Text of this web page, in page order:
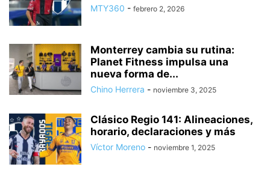
MTY360 - febrero 2, 2026
Monterrey cambia su rutina:
Planet Fitness impulsa una
nueva forma de...
Chino Herrera - noviembre 3, 2025
Clásico Regio 141: Alineaciones,
horario, declaraciones y más
Víctor Moreno - noviembre 1, 2025